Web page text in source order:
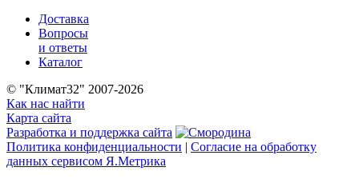
Доставка
Вопросы
и ответы
Каталог
© "Климат32" 2007-2026
Как нас найти
Карта сайта
Разработка и поддержка сайта
Политика конфиденциальности | Согласие на обработку
данных сервисом Я.Метрика